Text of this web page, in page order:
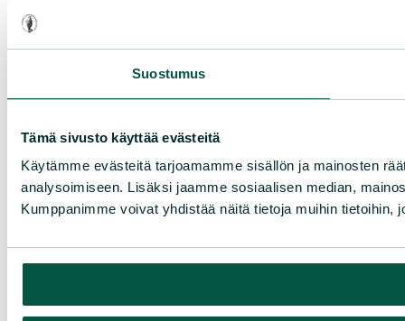
Suostumus
Tämä sivusto käyttää evästeitä
Käytämme evästeitä tarjoamamme sisällön ja mainosten
analysoimiseen. Lisäksi jaamme sosiaalisen median,
Kumppanimme voivat yhdistää näitä tietoja muihin tietoihin,